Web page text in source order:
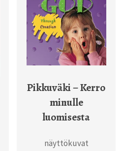
Pikkuväki – Kerro
minulle
luomisesta
näyttökuvat